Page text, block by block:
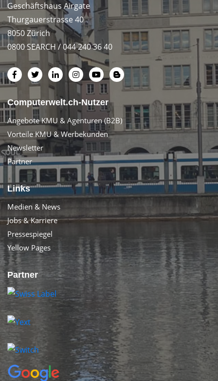
Geschäftshaus Airgate
Thurgauerstrasse 40
8050 Zürich
0800 SEARCH / 044 240 36 40
Computerwelt.ch-Nutzer
Angebote KMU & Agenturen (B2B)
Vorteile KMU & Werbekunden
Newsletter
Partner
Links
Medien & News
Jobs & Karriere
Pressespiegel
Yellow Pages
Partner